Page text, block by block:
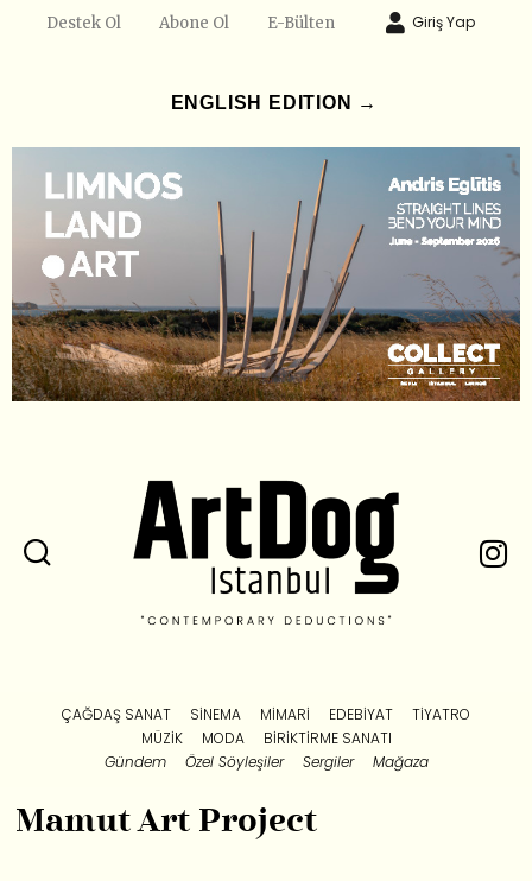
Destek Ol Abone Ol E-Bülten Giriş Yap
ENGLISH EDITION →
ÇAĞDAŞ SANAT SINEMA MIMARI EDEBIYAT
TIYATRO
MÜZIK
MODA
BIRIKTIRME SANATI
Gündem
Özel Söyleşiler Sergiler Mağaza
Mamut Art Project